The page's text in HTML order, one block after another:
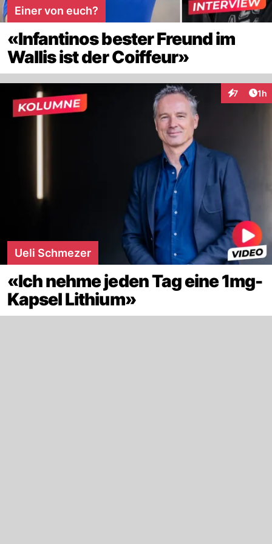
Einer von euch?
«Infantinos bester Freund im
Wallis ist der Coiffeur»
7 1h
Ueli Schmezer
«Ich nehme jeden Tag eine 1mg-
Kapsel Lithium»